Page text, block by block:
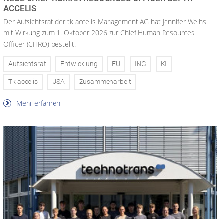
ACCELIS
Der Aufsichtsrat der tk accelis Management AG hat Jennifer Weihs
mit Wirkung zum 1. Oktober 2026 zur Chief Human Resources
Officer (CHRO) bestellt.
Aufsichtsrat Entwicklung EU ING KI
Tk accelis USA Zusammenarbeit
Mehr erfahren